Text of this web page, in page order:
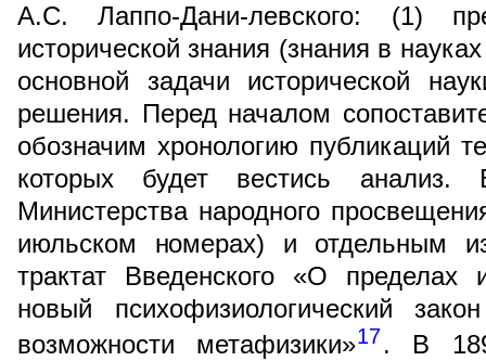
А.С. Лаппо-Дани-левского: (1)
исторической знания (знания в
основной задачи исторической
решения. Перед началом
обозначим хронологию публикаций
которых будет вестись
Министерства народного
июльском номерах) и отдельным
трактат Введенского «О пределах
новый психофизиологический
возможности метафизики»17. В